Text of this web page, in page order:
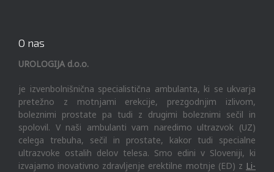
O nas
UROLOGIJA d.o.o.
je izvenbolnišnična specialistična ambulanta, ki se ukvarja
pretežno z motnjami erekcije, prezgodnjim izlivom,
boleznimi prostate pa tudi z drugimi boleznimi sečil in
spolovil. V naši ambulanti vam naredimo ultrazvok (UZ)
celega trebuha, sečil in prostate, kakor tudi specialne
ultrazvoke ostalih delov telesa. Smo edini v Sloveniji, ki
izvajamo inovativno zdravljenje erektilne motnje (ED) z Li-